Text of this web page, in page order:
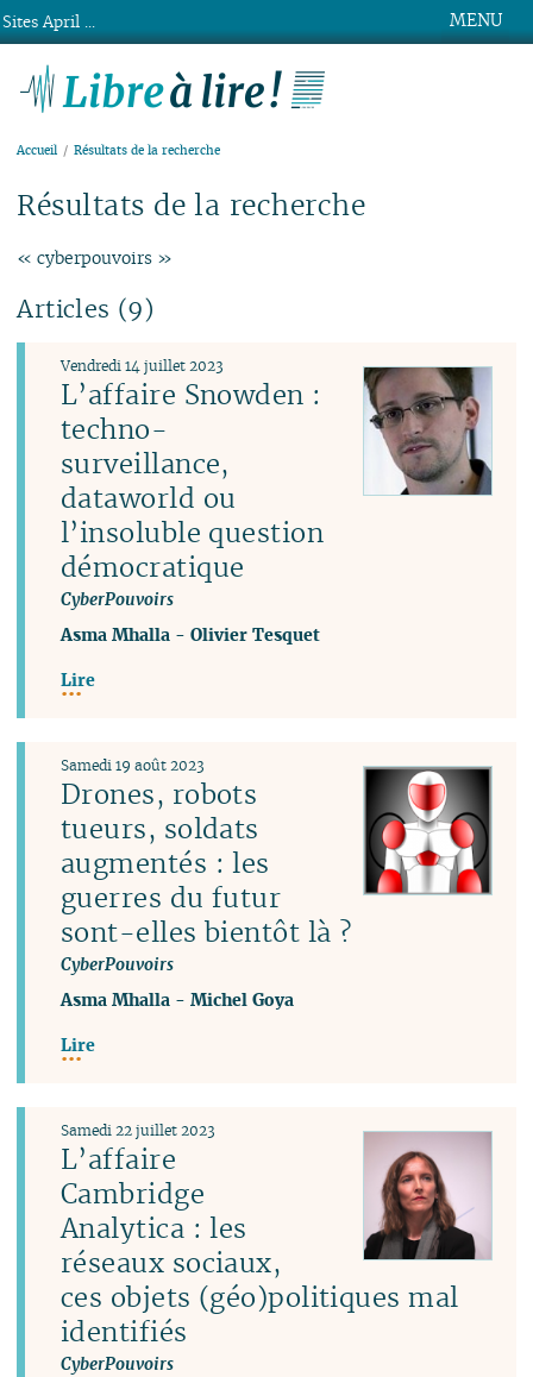
MENU
Accueil Résultats de la recherche
Résultats de la recherche
« cyberpouvoirs »
Articles (9)
L’affaire Snowden :
techno-
surveillance,
dataworld ou
l’insoluble question
démocratique
CyberPouvoirs
Vendredi 14 juillet 2023
Asma Mhalla -Olivier Tesquet
Lire
Drones, robots
tueurs, soldats
augmentés : les
guerres du futur
sont-elles bientôt là ?
CyberPouvoirs
Samedi 19 août 2023
Asma Mhalla -Michel Goya
Lire
L’affaire
Cambridge
Analytica : les
réseaux sociaux,
ces objets (géo)politiques mal
identifiés
CyberPouvoirs
Samedi 22 juillet 2023
Sites April ...